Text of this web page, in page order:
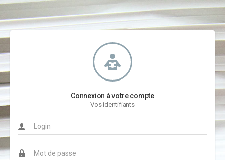
Connexion à votre compte
Vos identifiants